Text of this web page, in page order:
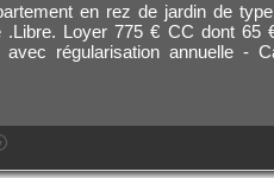
en rez de jardin de
.Libre. Loyer 775 € CC dont 65
avec régularisation annuelle -